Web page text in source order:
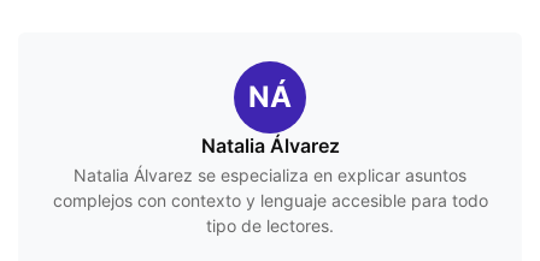
NÁ
Natalia Álvarez
Natalia Álvarez se especializa en explicar asuntos
complejos con contexto y lenguaje accesible para todo
tipo de lectores.